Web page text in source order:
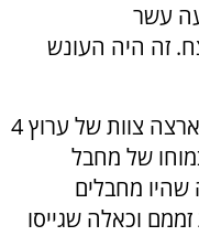
עשר
זה היה העונש
במהלך השנים שישבו בכלא, הגיע ארצה צוות של ערוץ 4
של מחבל
מחבלים
וכאלה שגייסו